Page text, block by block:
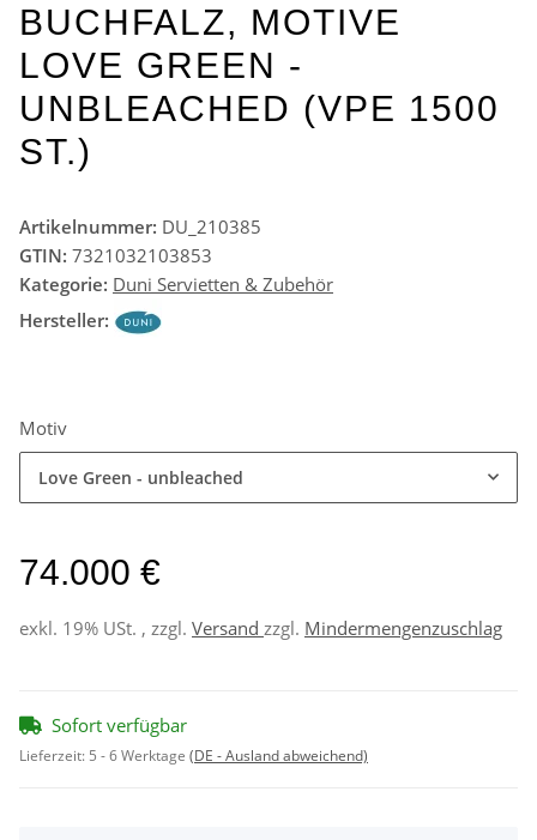
BUCHFALZ, MOTIVE
LOVE GREEN -
UNBLEACHED (VPE 1500
ST.)
Artikelnummer: DU_210385
GTIN: 7321032103853
Kategorie: Duni Servietten & Zubehör
Hersteller:
Motiv
Love Green - unbleached
74.000 €
exkl. 19% USt. , zzgl. Versand zzgl. Mindermengenzuschlag
Sofort verfügbar
Lieferzeit: 5 - 6 Werktage (DE - Ausland abweichend)